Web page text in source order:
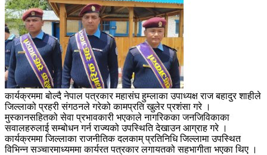
कार्यक्रममा बोल्दै नेपाल पत्रकार महासंघ हुम्लाका उपाध्यक्ष राज बहादुर शाहीले
जिल्लाको प्रहरी संगठनले गरेको कामप्रति खुलेर प्रशंसा गरे ।
मुस्कानसहितको सेवा प्रभावकारी भएकाले नागरिकका जनजिविकाका
सवालहरुलाई सम्बोधन गर्न राज्यको उपस्थिति देखाउन आग्राह गरे ।
कार्यक्रममा जिल्लाका राजनीतिक दलकाम् प्रतिनिधि जिल्लामा उपस्थित
विभिन्न सञ्चारमाध्यममा कार्यरत पत्रकार लगायतको सहभागीता भएका थिए ।